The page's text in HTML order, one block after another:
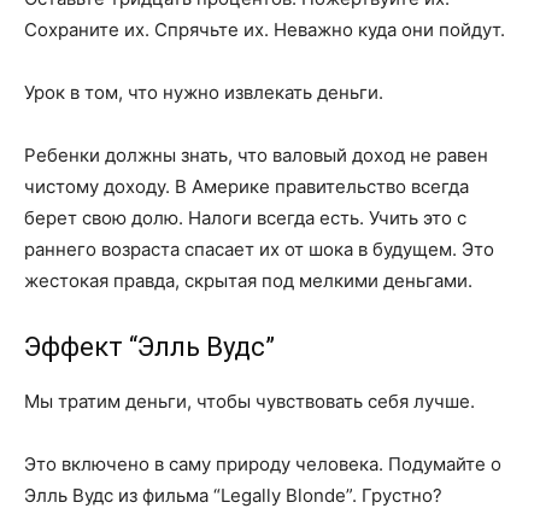
Сохраните их. Спрячьте их. Неважно куда они пойдут.
Урок в том, что нужно извлекать деньги.
Ребенки должны знать, что валовый доход не равен
чистому доходу. В Америке правительство всегда
берет свою долю. Налоги всегда есть. Учить это с
раннего возраста спасает их от шока в будущем. Это
жестокая правда, скрытая под мелкими деньгами.
Эффект “Элль Вудс”
Мы тратим деньги, чтобы чувствовать себя лучше.
Это включено в саму природу человека. Подумайте о
Элль Вудс из фильма “Legally Blonde”. Грустно?